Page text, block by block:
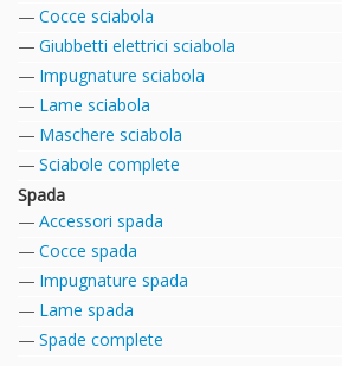
Cocce sciabola
Giubbetti elettrici sciabola
Impugnature sciabola
Lame sciabola
Maschere sciabola
Sciabole complete
Spada
Accessori spada
Cocce spada
Impugnature spada
Lame spada
Spade complete